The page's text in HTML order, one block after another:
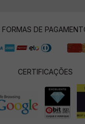
FORMAS DE
CERTIFICAÇÕES